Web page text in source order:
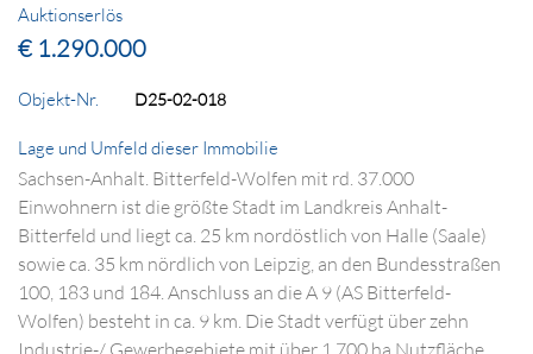
Auktionserlös
€ 1.290.000
Objekt-Nr. D25-02-018
Lage und Umfeld dieser Immobilie
Sachsen-Anhalt. Bitterfeld-Wolfen mit rd. 37.000
Einwohnern ist die größte Stadt im Landkreis Anhalt-
Bitterfeld und liegt ca. 25 km nordöstlich von Halle (Saale)
sowie ca. 35 km nördlich von Leipzig, an den Bundesstraßen
100, 183 und 184. Anschluss an die A 9 (AS Bitterfeld-
Wolfen) besteht in ca. 9 km. Die Stadt verfügt über zehn